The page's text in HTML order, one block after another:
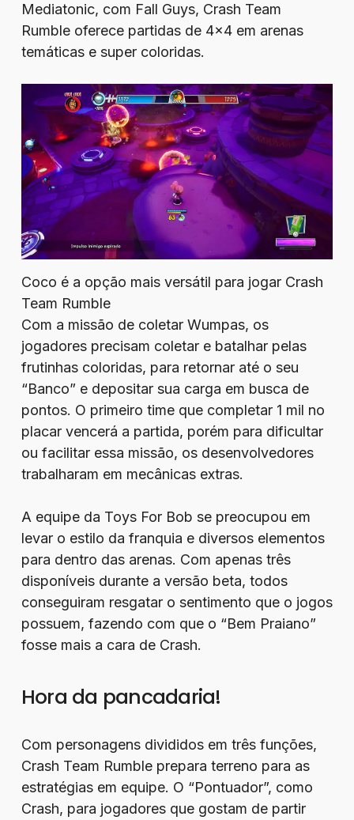
Mediatonic, com Fall Guys, Crash Team
Rumble oferece partidas de 4×4 em arenas
temáticas e super coloridas.
Coco é a opção mais versátil para jogar Crash
Team Rumble
Com a missão de coletar Wumpas, os
jogadores precisam coletar e batalhar pelas
frutinhas coloridas, para retornar até o seu
“Banco” e depositar sua carga em busca de
pontos. O primeiro time que completar 1 mil no
placar vencerá a partida, porém para dificultar
ou facilitar essa missão, os desenvolvedores
trabalharam em mecânicas extras.
A equipe da Toys For Bob se preocupou em
levar o estilo da franquia e diversos elementos
para dentro das arenas. Com apenas três
disponíveis durante a versão beta, todos
conseguiram resgatar o sentimento que o jogos
possuem, fazendo com que o “Bem Praiano”
fosse mais a cara de Crash.
Hora da pancadaria!
Com personagens divididos em três funções,
Crash Team Rumble prepara terreno para as
estratégias em equipe. O “Pontuador”, como
Crash, para jogadores que gostam de partir